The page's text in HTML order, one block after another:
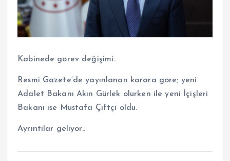
Kabinede görev değişimi..
Resmi Gazete’de yayınlanan karara göre; yeni
Adalet Bakanı Akın Gürlek olurken ile yeni İçişleri
Bakanı ise Mustafa Çiftçi oldu.
Ayrıntılar geliyor..